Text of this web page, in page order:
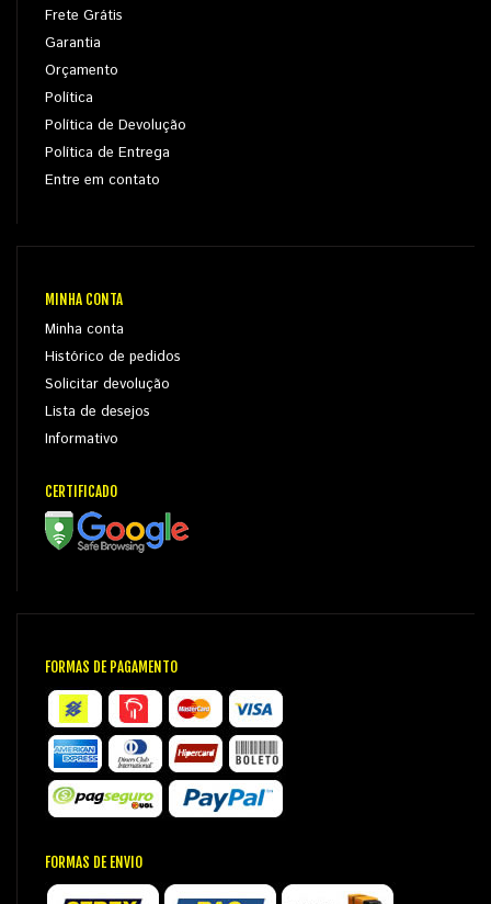
Frete Grátis
Garantia
Orçamento
Política
Política de Devolução
Política de Entrega
Entre em contato
MINHA CONTA
Minha conta
Histórico de pedidos
Solicitar devolução
Lista de desejos
Informativo
CERTIFICADO
FORMAS DE PAGAMENTO
FORMAS DE ENVIO